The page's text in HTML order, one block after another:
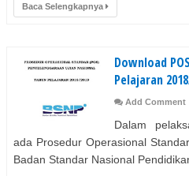
Baca Selengkapnya
Download
Pelajaran
Add Comment
Dalam
ada Prosedur Operasional
Badan Standar Nasional